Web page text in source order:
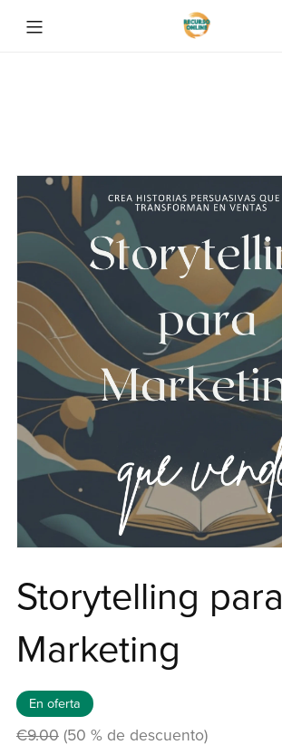
Storytelling para
Marketing
En oferta
€9.00 (50 % de descuento)